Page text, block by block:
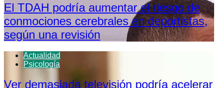
El TDAH podría aumentar el riesgo de
conmociones cerebrales en deportistas,
según una revisión
Actualidad
Psicología
Ver demasiada televisión podría acelerar